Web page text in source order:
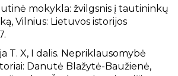
mokykla: žvilgsnis į tautininkų
Vilnius: Lietuvos istorijos
T. X, I dalis. Nepriklausomybė
Danutė Blažytė-Baužienė,